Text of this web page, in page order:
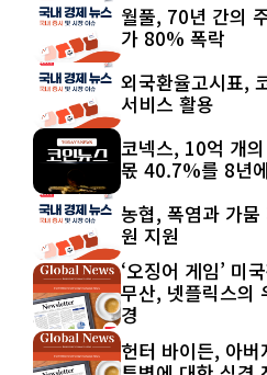
월풀, 70년 간의
가 80% 폭락
외국환율고시표,
서비스 활용
코넥스, 10억 개
몫 40.7%를 8년
농협, 폭염과 가
원 지원
‘오징어 게임’ 미
무산, 넷플릭스의
경
헌터 바이든, 아